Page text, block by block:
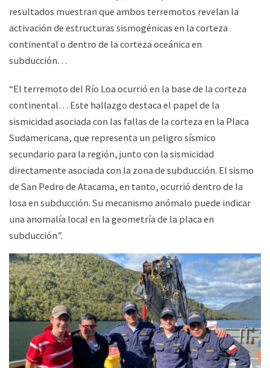
resultados muestran que ambos terremotos revelan la
activación de estructuras sismogénicas en la corteza
continental o dentro de la corteza oceánica en
subducción…
“El terremoto del Río Loa ocurrió en la base de la corteza
continental… Este hallazgo destaca el papel de la
sismicidad asociada con las fallas de la corteza en la Placa
Sudamericana, que representa un peligro sísmico
secundario para la región, junto con la sismicidad
directamente asociada con la zona de subducción. El sismo
de San Pedro de Atacama, en tanto, ocurrió dentro de la
losa en subducción. Su mecanismo anómalo puede indicar
una anomalía local en la geometría de la placa en
subducción”.